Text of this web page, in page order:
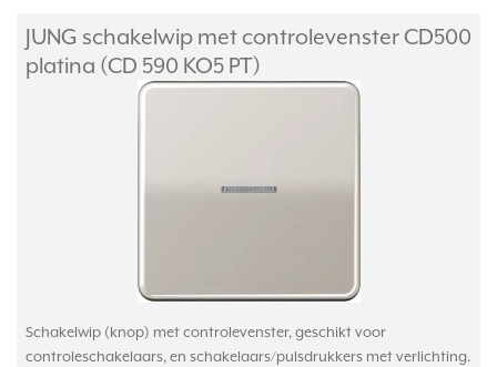
JUNG schakelwip met controlevenster CD500
platina (CD 590 KO5 PT)
Schakelwip (knop) met controlevenster, geschikt voor
controleschakelaars, en schakelaars/pulsdrukkers met verlichting.